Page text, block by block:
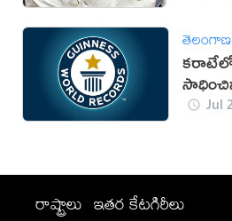
తెలంగాణ
కరాటేలో
Jul
రాష్ట్రాలు ఇతర కేటగిరీలు